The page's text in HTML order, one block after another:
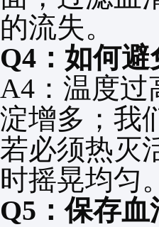
的流失。
Q4 ：如何
A4 ：温度
淀增多；我
若必须热灭
时摇晃均匀。
Q5 ：保存